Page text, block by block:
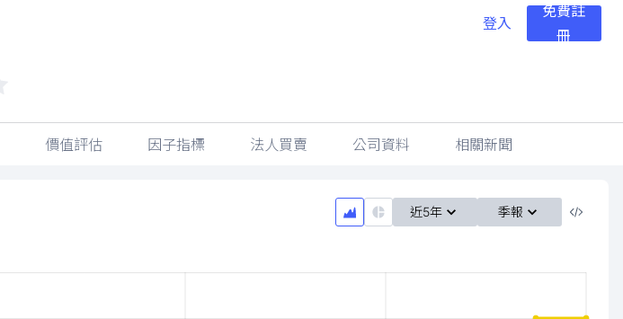
登入
免費註
冊
價值評估 因子指標 法人買賣 公司資料 相關新聞
近5年 季報